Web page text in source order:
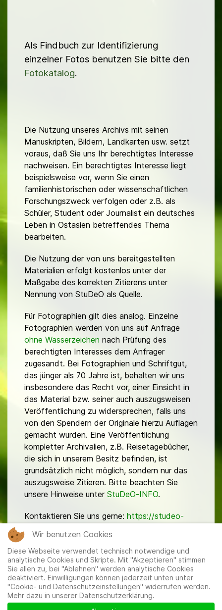
Als Findbuch zur Identifizierung
einzelner Fotos benutzen Sie bitte den
Fotokatalog.
Die Nutzung unseres Archivs mit seinen
Manuskripten, Bildern, Landkarten usw. setzt
voraus, daß Sie uns Ihr berechtigtes Interesse
nachweisen. Ein berechtigtes Interesse liegt
beispielsweise vor, wenn Sie einen
familienhistorischen oder wissenschaftlichen
Forschungszweck verfolgen oder z.B. als
Schüler, Student oder Journalist ein deutsches
Leben in Ostasien betreffendes Thema
bearbeiten.
Die Nutzung der von uns bereitgestellten
Materialien erfolgt kostenlos unter der
Maßgabe des korrekten Zitierens unter
Nennung von StuDeO als Quelle.
Für Fotographien gilt dies analog. Einzelne
Fotographien werden von uns auf Anfrage
ohne Wasserzeichen nach Prüfung des
berechtigten Interesses dem Anfrager
zugesandt. Bei Fotographien und Schriftgut,
das jünger als 70 Jahre ist, behalten wir uns
insbesondere das Recht vor, einer Einsicht in
das Material bzw. seiner auch auszugsweisen
Veröffentlichung zu widersprechen, falls uns
von den Spendern der Originale hierzu Auflagen
gemacht wurden. Eine Veröffentlichung
kompletter Archivalien, z.B. Reisetagebücher,
die sich in unserem Besitz befinden, ist
grundsätzlich nicht möglich, sondern nur das
auszugsweise Zitieren. Bitte beachten Sie
unsere Hinweise unter StuDeO-INFO.
Kontaktieren Sie uns gerne: https://studeo-
Mitglieder|Impressum|Datenschutzerklärung|Cookie-
Wir benutzen Cookies
Diese Webseite verwendet technisch notwendige und
analytische Cookies und Skripte. Mit "Akzeptieren" stimmen
Sie allen zu, bei "Ablehnen" werden analytische Cookies
deaktiviert. Einwilligungen können jederzeit unten unter
"Cookie- und Datenschutzeinstellungen" widerrufen werden.
Mehr dazu in unserer Datenschutzerklärung.